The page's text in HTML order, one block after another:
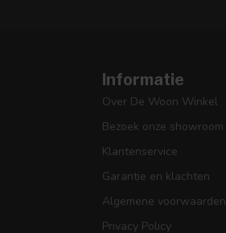
Informatie
Over De Woon Winkel
Bezoek onze showroom
Klantenservice
Garantie en klachten
Algemene voorwaarden
Privacy Policy